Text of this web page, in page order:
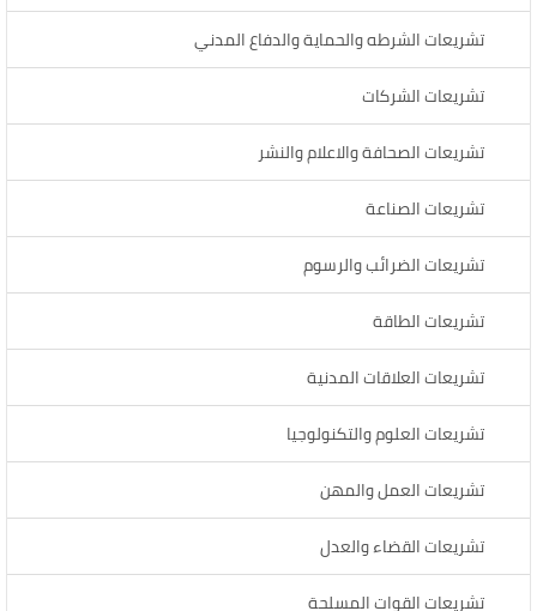
تشريعات الشرطه والحماية والدفاع المدني
تشريعات الشركات
تشريعات الصحافة والاعلام والنشر
تشريعات الصناعة
تشريعات الضرائب والرسوم
تشريعات الطاقة
تشريعات العلاقات المدنية
تشريعات العلوم والتكنولوجيا
تشريعات العمل والمهن
تشريعات القضاء والعدل
تشريعات القوات المسلحة